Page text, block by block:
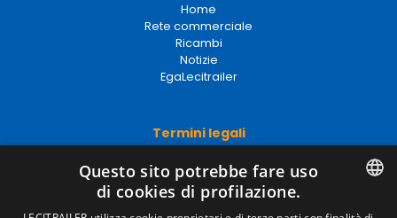
Home
Rete commerciale
Ricambi
Notizie
EgaLecitrailer
Termini legali
Avviso legale
Politiche sulla privacy
Politica sui cookie
Condizioni generali di vendita
SPANISH
Questo sito potrebbe fare uso
di cookies di profilazione.